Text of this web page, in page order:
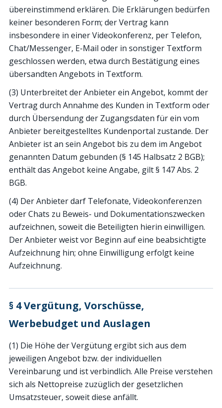
übereinstimmend erklären. Die Erklärungen bedürfen
keiner besonderen Form; der Vertrag kann
insbesondere in einer Videokonferenz, per Telefon,
Chat/Messenger, E-Mail oder in sonstiger Textform
geschlossen werden, etwa durch Bestätigung eines
übersandten Angebots in Textform.
(3) Unterbreitet der Anbieter ein Angebot, kommt der
Vertrag durch Annahme des Kunden in Textform oder
durch Übersendung der Zugangsdaten für ein vom
Anbieter bereitgestelltes Kundenportal zustande. Der
Anbieter ist an sein Angebot bis zu dem im Angebot
genannten Datum gebunden (§ 145 Halbsatz 2 BGB);
enthält das Angebot keine Angabe, gilt § 147 Abs. 2
BGB.
(4) Der Anbieter darf Telefonate, Videokonferenzen
oder Chats zu Beweis- und Dokumentationszwecken
aufzeichnen, soweit die Beteiligten hierin einwilligen.
Der Anbieter weist vor Beginn auf eine beabsichtigte
Aufzeichnung hin; ohne Einwilligung erfolgt keine
Aufzeichnung.
§ 4 Vergütung, Vorschüsse,
Werbebudget und Auslagen
(1) Die Höhe der Vergütung ergibt sich aus dem
jeweiligen Angebot bzw. der individuellen
Vereinbarung und ist verbindlich. Alle Preise verstehen
sich als Nettopreise zuzüglich der gesetzlichen
Umsatzsteuer, soweit diese anfällt.